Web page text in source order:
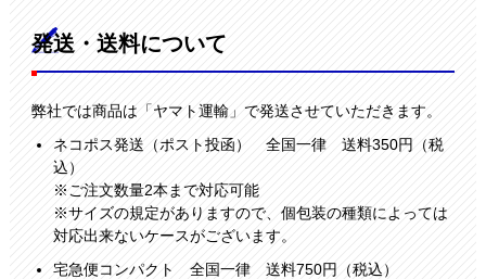
発送・送料について
弊社では商品は「ヤマト運輸」で発送させていただきます。
ネコポス発送（ポスト投函） 全国一律 送料350円（税
込）
※ご注文数量2本まで対応可能
※サイズの規定がありますので、個包装の種類によっては
対応出来ないケースがございます。
宅急便コンパクト 全国一律 送料750円（税込）